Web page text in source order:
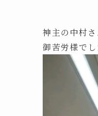
神主の中村
御苦労様でし